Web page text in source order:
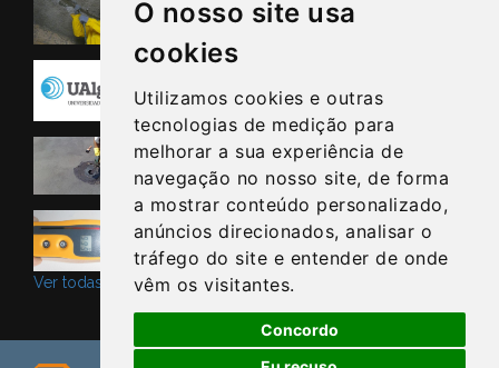
O nosso site usa
cookies
Utilizamos cookies e outras
tecnologias de medição para
melhorar a sua experiência de
navegação no nosso site, de forma
a mostrar conteúdo personalizado,
anúncios direcionados, analisar o
tráfego do site e entender de onde
vêm os visitantes.
Concordo
Nacionais e Internacionais
Protocolo Universidade do Algarve
A Qualidade está nos Detalhes
STOPAGUAS no Porto
Ver todas as noticias ->